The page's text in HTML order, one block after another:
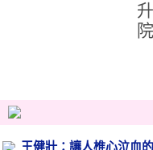
王健壯：讓人椎心泣血